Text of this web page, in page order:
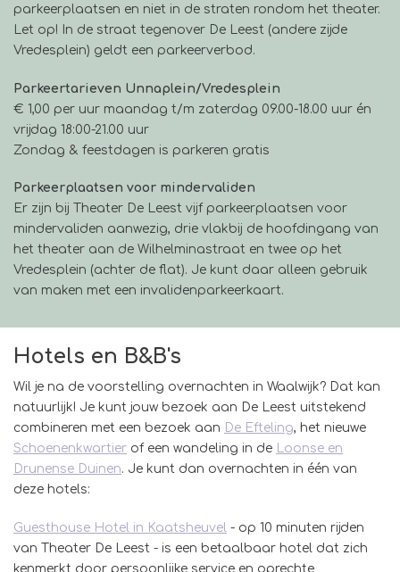
parkeerplaatsen en niet in de straten rondom het theater.
Let op! In de straat tegenover De Leest (andere zijde
Vredesplein) geldt een parkeerverbod.
Parkeertarieven Unnaplein/Vredesplein
€ 1,00 per uur maandag t/m zaterdag 09.00-18.00 uur én
vrijdag 18:00-21.00 uur
Zondag & feestdagen is parkeren gratis
Parkeerplaatsen voor mindervaliden
Er zijn bij Theater De Leest vijf parkeerplaatsen voor
mindervaliden aanwezig, drie vlakbij de hoofdingang van
het theater aan de Wilhelminastraat en twee op het
Vredesplein (achter de flat). Je kunt daar alleen gebruik
van maken met een invalidenparkeerkaart.
Hotels en B&B's
Wil je na de voorstelling overnachten in Waalwijk? Dat kan
natuurlijk! Je kunt jouw bezoek aan De Leest uitstekend
combineren met een bezoek aan
De Efteling, het nieuwe
Schoenenkwartier of een wandeling in de
Loonse en
Drunense Duinen. Je kunt dan overnachten in één van
deze hotels:
Guesthouse Hotel in Kaatsheuvel - op 10 minuten rijden
van Theater De Leest - is een betaalbaar hotel dat zich
kenmerkt door persoonlijke service en oprechte